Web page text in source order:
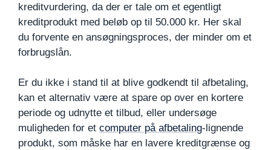
kreditvurdering, da der er tale om et egentligt
kreditprodukt med beløb op til 50.000 kr. Her skal
du forvente en ansøgningsproces, der minder om et
forbrugslån.
Er du ikke i stand til at blive godkendt til afbetaling,
kan et alternativ være at spare op over en kortere
periode og udnytte et tilbud, eller undersøge
muligheden for et computer på afbetaling-lignende
produkt, som måske har en lavere kreditgrænse og